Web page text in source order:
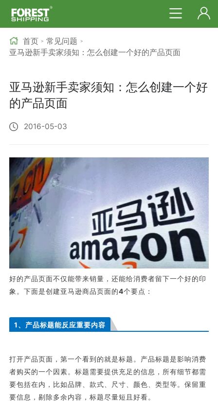
首页 > 常见问题 >
亚马逊新手卖家须知：怎么创建一个好的产品页面
亚马逊新手卖家须知：怎么创建一个好
的产品页面
2016-05-03
好的产品页面不仅能带来销量，还能给消费者留下一个好的印
象。下面是创建亚马逊商品页面的4个要点：
1、产品标题能反应重要内容
打开产品页面，第一个看到的就是标题。产品标题是影响消费
者购买的一个因素。标题需要提供充足的信息，所有细节都需
要包括在内，比如品牌、款式、尺寸、颜色、类型等。保留重
要信息，剔除多余内容，标题尽量短且好看。